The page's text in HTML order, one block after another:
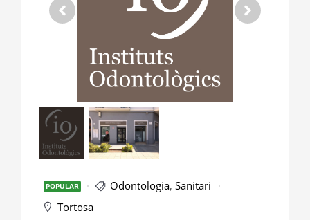
POPULAR Odontologia, Sanitari
Tortosa